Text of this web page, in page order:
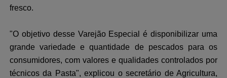
fresco.
"O objetivo desse Varejão Especial é disponibilizar uma
grande variedade e quantidade de pescados para os
consumidores, com valores e qualidades controlados por
técnicos da Pasta", explicou o secretário de Agricultura,